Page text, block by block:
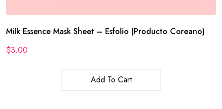
Milk Essence Mask Sheet – Esfolio (Producto Coreano)
$3.00
Add To Cart